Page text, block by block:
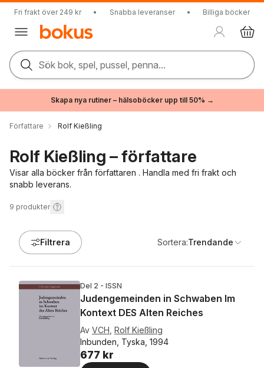
Fri frakt över 249 kr • Snabba leveranser • Billiga böcker
Sök bok, spel, pussel, penna...
Skapa nya rutiner – hälsoböcker upp till 50% →
Författare Rolf Kießling
Rolf Kießling – författare
Visar alla böcker från författaren . Handla med fri frakt och
snabb leverans.
9 produkter
Filtrera Sortera:Trendande
Del 2 - ISSN
Judengemeinden in Schwaben Im
Kontext DES Alten Reiches
Av VCH Rolf Kießling
Inbunden, Tyska, 1994
677 kr